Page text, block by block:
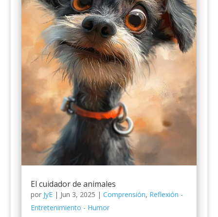
El cuidador de animales
por JyE| Jun 3, 2025 | Comprensión, Reflexión -
Entretenimiento - Humor